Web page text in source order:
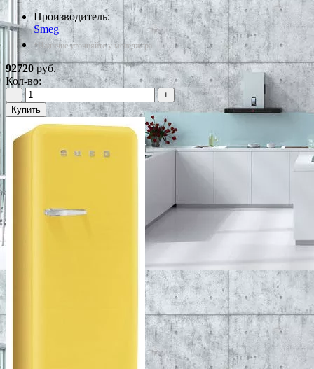
Производитель:
Smeg
*Наличие уточняйте у менеджера
92720руб.
Кол-во:
−
+
Купить